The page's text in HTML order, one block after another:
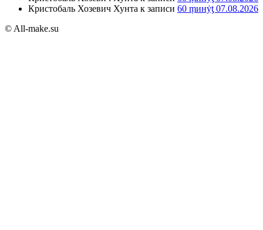
Кристобаль Хозевич Хунта к записи 60 ṃинẏƫ 07.08.2026
© All-make.su